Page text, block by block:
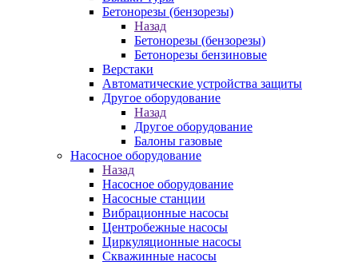
Бетонорезы (бензорезы)
Назад
Бетонорезы (бензорезы)
Бетонорезы бензиновые
Верстаки
Автоматические устройства защиты
Другое оборудование
Назад
Другое оборудование
Балоны газовые
Насосное оборудование
Назад
Насосное оборудование
Насосные станции
Вибрационные насосы
Центробежные насосы
Циркуляционные насосы
Скважинные насосы